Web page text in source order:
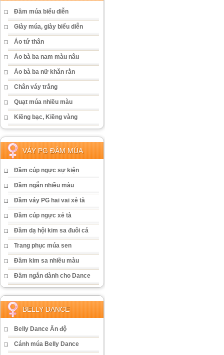
Đầm múa biểu diễn
Giày múa, giày biểu diễn
Áo tứ thân
Áo bà ba nam màu nâu
Áo bà ba nữ khăn rằn
Chân váy trắng
Quạt múa nhiều màu
Kiềng bạc, Kiềng vàng
VÁY PG ĐẦM MÚA
Đầm cúp ngực sự kiện
Đầm ngắn nhiều màu
Đầm váy PG hai vai xẻ tà
Đầm cúp ngực xẻ tà
Đầm dạ hội kim sa đuôi cá
Trang phục múa sen
Đầm kim sa nhiều màu
Đầm ngắn dành cho Dance
BELLY DANCE
Belly Dance Ấn độ
Cánh múa Belly Dance